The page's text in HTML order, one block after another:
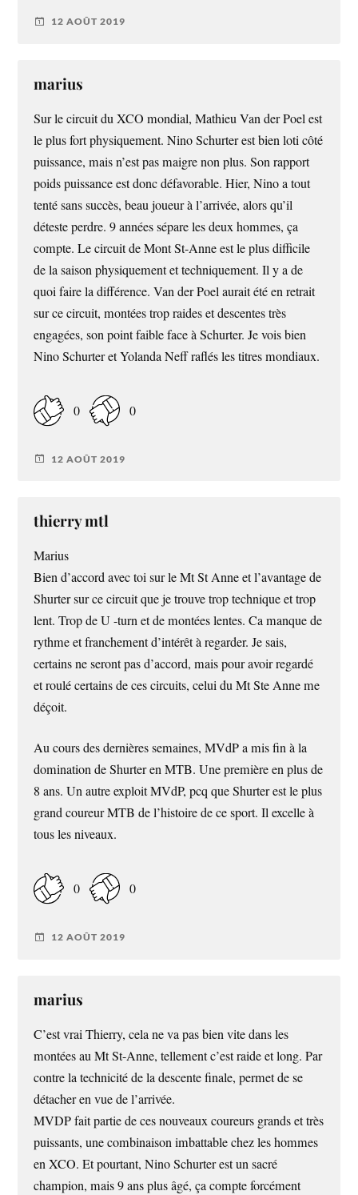
12 AOÛT 2019
marius
Sur le circuit du XCO mondial, Mathieu Van der Poel est
le plus fort physiquement. Nino Schurter est bien loti côté
puissance, mais n’est pas maigre non plus. Son rapport
poids puissance est donc défavorable. Hier, Nino a tout
tenté sans succès, beau joueur à l’arrivée, alors qu’il
déteste perdre. 9 années sépare les deux hommes, ça
compte. Le circuit de Mont St-Anne est le plus difficile
de la saison physiquement et techniquement. Il y a de
quoi faire la différence. Van der Poel aurait été en retrait
sur ce circuit, montées trop raides et descentes très
engagées, son point faible face à Schurter. Je vois bien
Nino Schurter et Yolanda Neff raflés les titres mondiaux.
0 0
12 AOÛT 2019
thierry mtl
Marius
Bien d’accord avec toi sur le Mt St Anne et l’avantage de
Shurter sur ce circuit que je trouve trop technique et trop
lent. Trop de U -turn et de montées lentes. Ca manque de
rythme et franchement d’intérêt à regarder. Je sais,
certains ne seront pas d’accord, mais pour avoir regardé
et roulé certains de ces circuits, celui du Mt Ste Anne me
déçoit.
Au cours des dernières semaines, MVdP a mis fin à la
domination de Shurter en MTB. Une première en plus de
8 ans. Un autre exploit MVdP, pcq que Shurter est le plus
grand coureur MTB de l’histoire de ce sport. Il excelle à
tous les niveaux.
0 0
12 AOÛT 2019
marius
C’est vrai Thierry, cela ne va pas bien vite dans les
montées au Mt St-Anne, tellement c’est raide et long. Par
contre la technicité de la descente finale, permet de se
détacher en vue de l’arrivée.
MVDP fait partie de ces nouveaux coureurs grands et très
puissants, une combinaison imbattable chez les hommes
en XCO. Et pourtant, Nino Schurter est un sacré
champion, mais 9 ans plus âgé, ça compte forcément